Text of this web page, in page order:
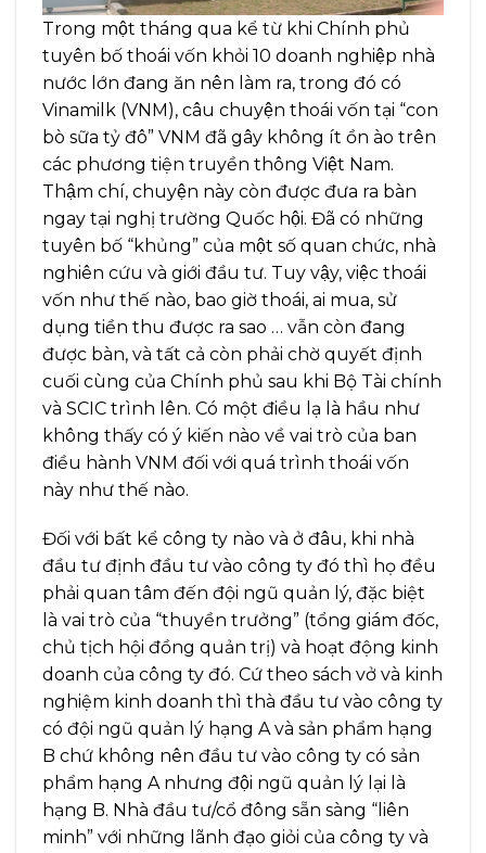
Trong một tháng qua kể từ khi Chính phủ
tuyên bố thoái vốn khỏi 10 doanh nghiệp nhà
nước lớn đang ăn nên làm ra, trong đó có
Vinamilk (VNM), câu chuyện thoái vốn tại “con
bò sữa tỷ đô” VNM đã gây không ít ồn ào trên
các phương tiện truyền thông Việt Nam.
Thậm chí, chuyện này còn được đưa ra bàn
ngay tại nghị trường Quốc hội. Đã có những
tuyên bố “khủng” của một số quan chức, nhà
nghiên cứu và giới đầu tư. Tuy vậy, việc thoái
vốn như thế nào, bao giờ thoái, ai mua, sử
dụng tiền thu được ra sao … vẫn còn đang
được bàn, và tất cả còn phải chờ quyết định
cuối cùng của Chính phủ sau khi Bộ Tài chính
và SCIC trình lên. Có một điều lạ là hầu như
không thấy có ý kiến nào về vai trò của ban
điều hành VNM đối với quá trình thoái vốn
này như thế nào.
Đối với bất kể công ty nào và ở đâu, khi nhà
đầu tư định đầu tư vào công ty đó thì họ đều
phải quan tâm đến đội ngũ quản lý, đặc biệt
là vai trò của “thuyền trưởng” (tổng giám đốc,
chủ tịch hội đồng quản trị) và hoạt động kinh
doanh của công ty đó. Cứ theo sách vở và kinh
nghiệm kinh doanh thì thà đầu tư vào công ty
có đội ngũ quản lý hạng A và sản phẩm hạng
B chứ không nên đầu tư vào công ty có sản
phẩm hạng A nhưng đội ngũ quản lý lại là
hạng B. Nhà đầu tư/cổ đông sẵn sàng “liên
minh” với những lãnh đạo giỏi của công ty và